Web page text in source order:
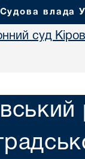
Судова влада
суд